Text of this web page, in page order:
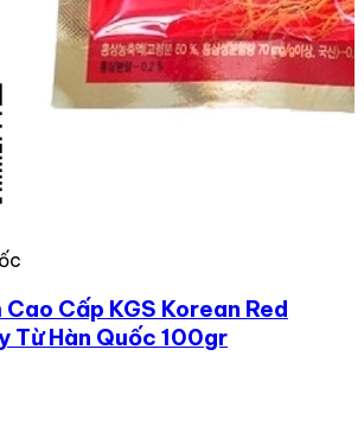
Cấp KGS Korean Red
Từ Hàn Quốc 100gr